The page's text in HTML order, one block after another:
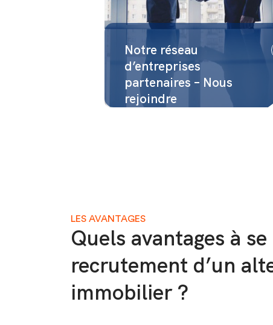
Notre réseau
d’entreprises
partenaires – Nous
rejoindre
LES AVANTAGES
Quels avantages à
recrutement d’un
immobilier ?